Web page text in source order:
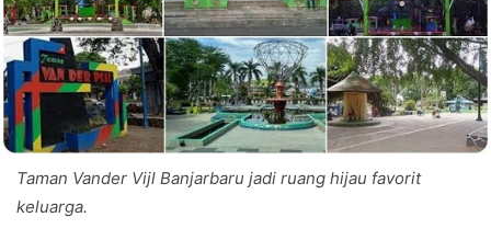
Taman Vander Vijl Banjarbaru jadi ruang hijau favorit
keluarga.